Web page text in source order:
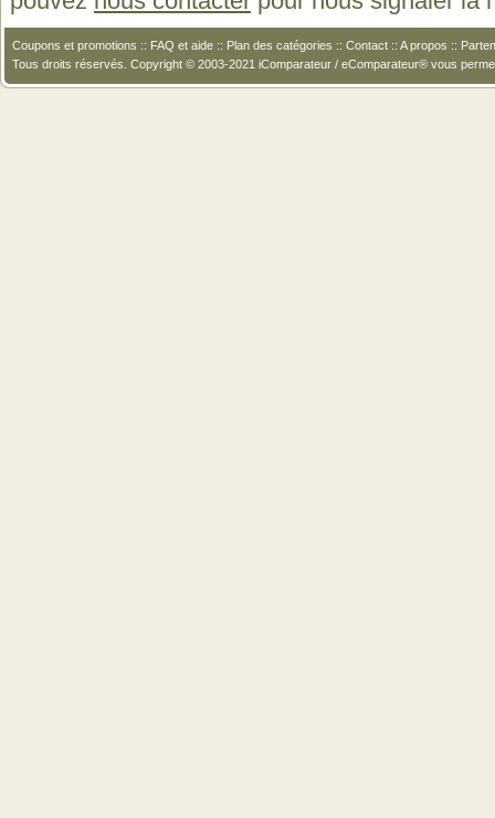
Coupons et promotions :: FAQ et aide :: Plan des catégories :: Contact :: A propos ::
Tous droits réservés. Copyright © 2003-2021 iComparateur / eComparateur® vous